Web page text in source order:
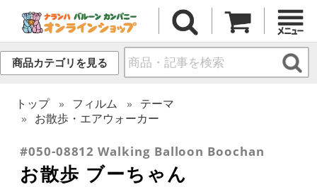
商品カテゴリを見る
トップ フィルム
テーマ
お散歩・エアウォーカー
#050-08812 Walking Balloon Boochan
お散歩 ブーちゃん